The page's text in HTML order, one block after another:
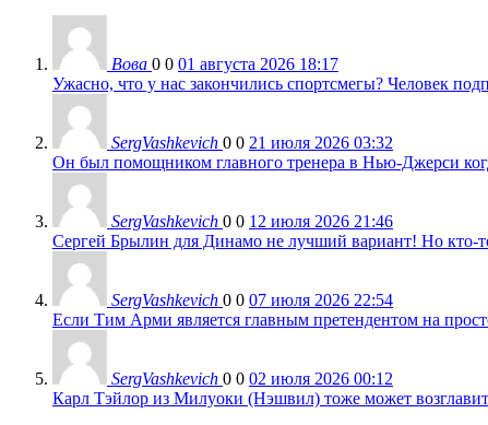
Вова 0 0 01 августа 2026 18:17
Ужасно, что у нас закончились спортсмегы? Человек
SergVashkevich 0 0 21 июля 2026 03:32
Он был помощником главного тренера в Нью-Джерси
SergVashkevich 0 0 12 июля 2026 21:46
Сергей Брылин для Динамо не лучший вариант! Но кто-
SergVashkevich 0 0 07 июля 2026 22:54
Если Тим Арми является главным претендентом на
SergVashkevich 0 0 02 июля 2026 00:12
Карл Тэйлор из Милуоки (Нэшвил) тоже может